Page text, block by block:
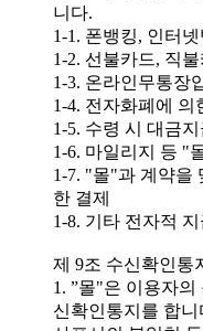
니다.
1-1. 폰뱅킹, 인터
1-2. 선불카드, 직
1-3. 온라인무통장
1-4. 전자화폐에 의
1-5. 수령 시 대금지
1-6. 마일리지 등 "
1-7. "몰"과 계약을
한 결제
1-8. 기타 전자적
제 9조 수신확인통
1. ”몰"은 이용자
신확인통지를 합